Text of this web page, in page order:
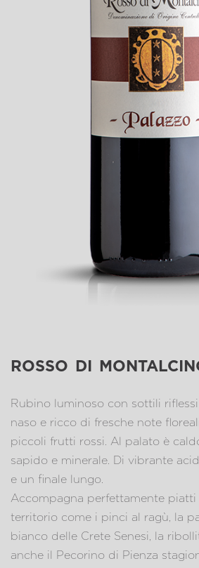
rosso di
Rubino luminoso con sottili
naso e ricco di fresche note
piccoli frutti rossi. Al palato è
sapido e minerale. Di vibrante
e un finale lungo.
Accompagna perfettamente
territorio come i pinci al ragù, la
bianco delle Crete Senesi, la
anche il Pecorino di Pienza